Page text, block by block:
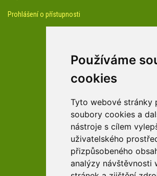
Používáme
cookies
Tyto webové stránky
soubory cookies a
nástroje s cílem
uživatelského
přizpůsobeného
analýzy návštěvnosti
Prohlášení o přístupnosti